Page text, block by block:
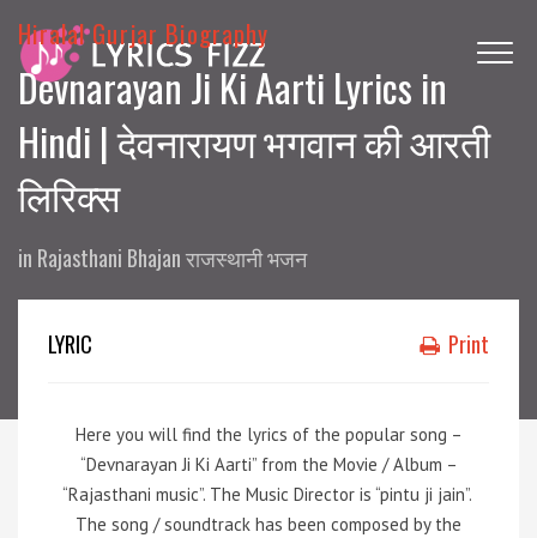
Hiralal Gurjar Biography
Devnarayan Ji Ki Aarti Lyrics in
Hindi | देवनारायण भगवान की आरती
लिरिक्स
in Rajasthani Bhajan राजस्थानी भजन
LYRIC Print
Here you will find the lyrics of the popular song –
“Devnarayan Ji Ki Aarti” from the Movie / Album –
“Rajasthani music”. The Music Director is “pintu ji jain”.
The song / soundtrack has been composed by the